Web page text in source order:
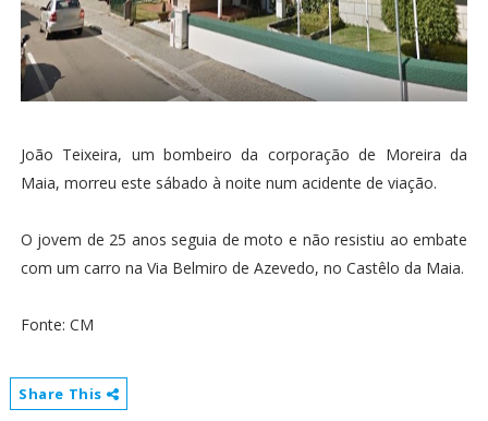
João Teixeira, um bombeiro da corporação de Moreira da
Maia, morreu este sábado à noite num acidente de viação.
O jovem de 25 anos seguia de moto e não resistiu ao embate
com um carro na Via Belmiro de Azevedo, no Castêlo da Maia.
Fonte: CM
Share This